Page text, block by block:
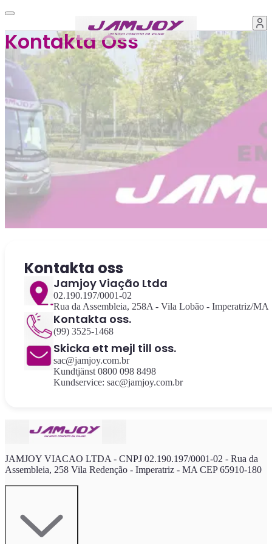
Kontakta Oss
Kontakta oss
Jamjoy Viação Ltda
02.190.197/0001-02
Rua da Assembleia, 258A - Vila Lobão - Imperatriz/MA
Kontakta oss.
(99) 3525-1468
Skicka ett mejl till oss.
sac@jamjoy.com.br
Kundtjänst 0800 098 8498
Kundservice: sac@jamjoy.com.br
JAMJOY VIACAO LTDA - CNPJ 02.190.197/0001-02 - Rua da
Assembleia, 258 Vila Redenção - Imperatriz - MA CEP 65910-180